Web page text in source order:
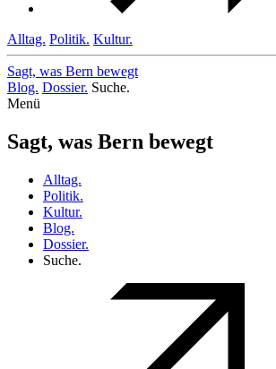
Alltag. Politik. Kultur.
Sagt, was Bern bewegt
Blog. Dossier. Suche.
Menü
Sagt, was Bern bewegt
Alltag.
Politik.
Kultur.
Blog.
Dossier.
Suche.